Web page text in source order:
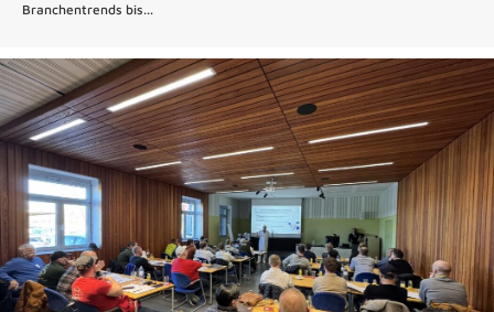
Branchentrends bis...